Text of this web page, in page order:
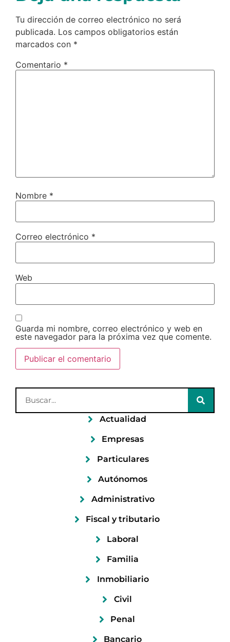
Tu dirección de correo electrónico no será
publicada. Los campos obligatorios están
marcados con *
Comentario *
Nombre *
Correo electrónico *
Web
Guarda mi nombre, correo electrónico y web en
este navegador para la próxima vez que comente.
Actualidad
Empresas
Particulares
Autónomos
Administrativo
Fiscal y tributario
Laboral
Familia
Inmobiliario
Civil
Penal
Bancario